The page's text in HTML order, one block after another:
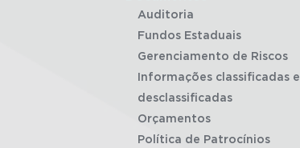
Auditoria
Fundos Estaduais
Gerenciamento de Riscos
Informações classificadas e
desclassificadas
Orçamentos
Política de Patrocínios